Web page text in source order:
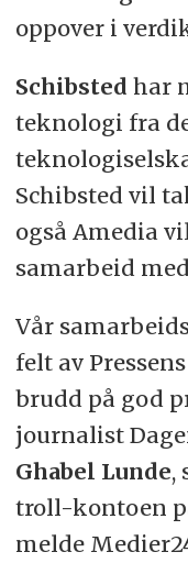
oppover i
Schibsted har
teknologi fra
Schibsted vil
også Amedia
samarbeid
Vår
felt av
brudd på god
journalist
Ghabel Lunde,
troll-kontoen
melde